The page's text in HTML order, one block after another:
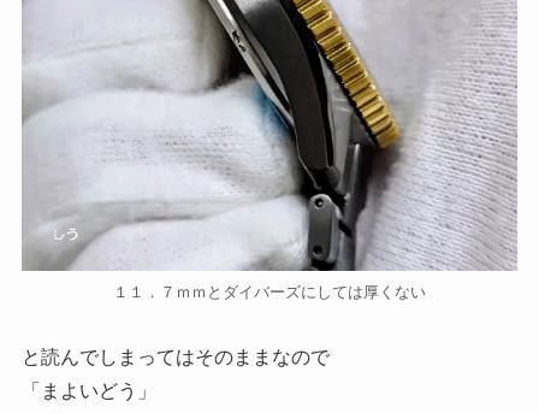
１１．７ｍｍとダイバーズにしては厚くない
と読んでしまってはそのままなので
「まよいどう」